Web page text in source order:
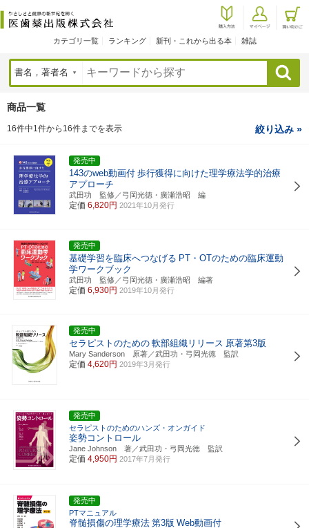
カテゴリ一覧 ランキング 新刊・これから出る本 雑誌
検索
商品一覧
16件中1件から16件までを表示 絞り込み »
発売中
143のweb動画付 歩行獲得に向けた理学療法学的治療
アプローチ
武田功 監修／弓岡光徳・廣瀬浩昭 編
定価 6,820円 2021年10月発行
発売中
基礎学習を臨床へつなげる PT・OTのための臨床運動
学ワークブック
武田功 監修／弓岡光徳・廣瀬浩昭 編著
定価 6,930円 2019年10月発行
発売中
セラピストのための 軟部組織リリース 原著第3版
Mary Sanderson 原著／武田功・弓岡光徳 監訳
定価 4,620円 2019年3月発行
発売中
セラピストのためのハンズ・オンガイド
姿勢コントロール
Jane Johnson 著／武田功・弓岡光徳 監訳
定価 4,950円 2017年7月発行
発売中
PTマニュアル
脊髄損傷の理学療法 第3版 Web動画付